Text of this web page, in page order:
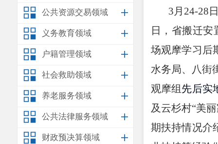
公共资源交易领域
义务教育领域
户籍管理领域
社会救助领域
养老服务领域
公共法律服务领域
财政预决算领域
3月 24-28
日， 省搬迁安
场观摩学习 后
水务局、 八街
观摩组先后实
及 云杉村“美
期扶持情况介